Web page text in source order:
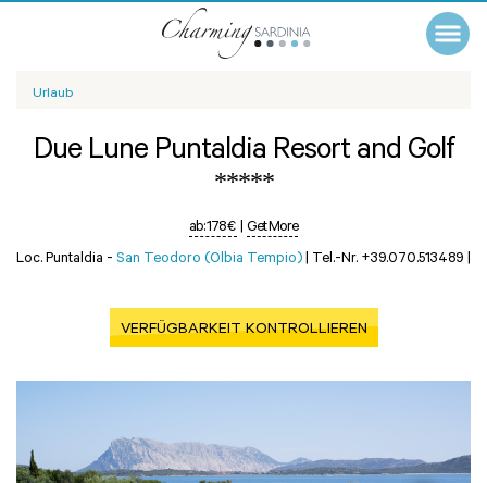
Urlaub
Due Lune Puntaldia Resort and Golf
*****
ab:178 € | Get More
Loc. Puntaldia - San Teodoro (Olbia Tempio) | Tel.-Nr. +39.070.513489 |
VERFÜGBARKEIT KONTROLLIEREN